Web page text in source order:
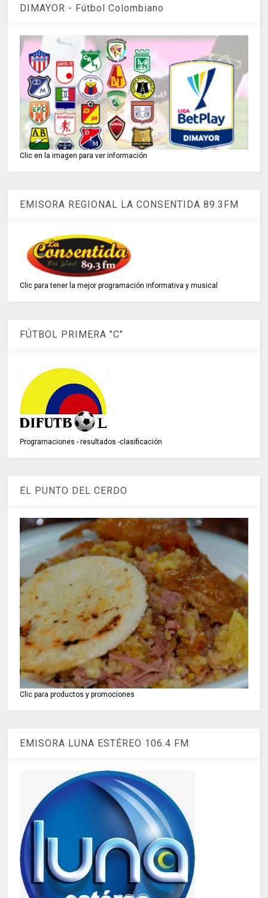
DIMAYOR - Fútbol Colombiano
Clic en la imagen para ver información
EMISORA REGIONAL LA CONSENTIDA 89.3FM
Clic para tener la mejor programación informativa y musical
FÚTBOL PRIMERA "C"
Programaciones - resultados -clasificación
EL PUNTO DEL CERDO
Clic para productos y promociones
EMISORA LUNA ESTÉREO 106.4 FM